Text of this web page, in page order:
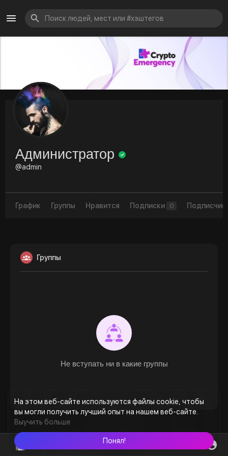
На этом веб-сайте используются файлы cookie, чтобы
вы могли получить лучший опыт на нашем веб-сайте.
Выучить больше
Понял!
Администратор
@admin
График Группы Нравится Подписки 0
Группы
Не вступать ни в какие группы